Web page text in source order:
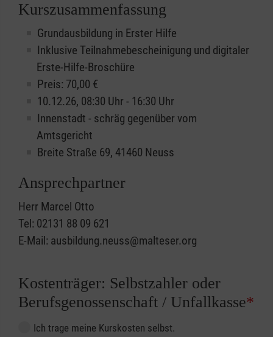
Kurszusammenfassung
Grundausbildung in Erster Hilfe
Inklusive Teilnahmebescheinigung und digitaler
Erste-Hilfe-Broschüre
Preis: 70,00 €
10.12.26, 08:30 Uhr - 16:30 Uhr
Innenstadt - schräg gegenüber vom
Amtsgericht
Breite Straße 69, 41460 Neuss
Ansprechpartner
Herr Marcel Otto
Tel: 02131 88 09 621
E-Mail: ausbildung.neuss@malteser.org
Kostenträger: Selbstzahler oder
Berufsgenossenschaft / Unfallkasse*
Ich trage meine Kurskosten selbst.